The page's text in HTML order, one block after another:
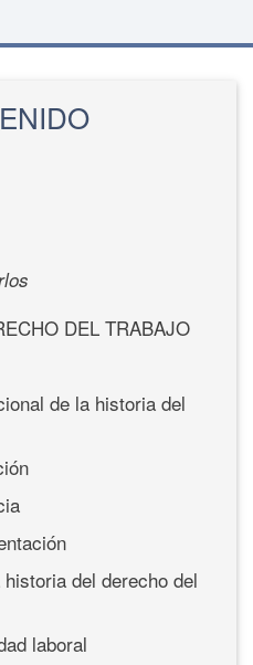
DEL TRABAJO
de la historia del
del derecho del
laboral